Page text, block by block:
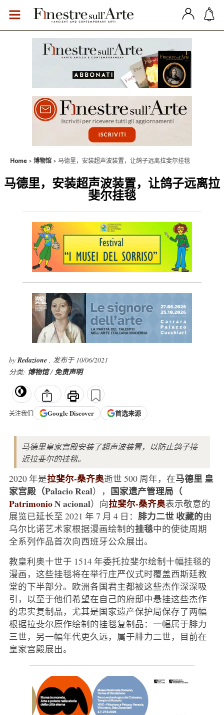
Home 博物馆 马德里，安装超声波装置，让鸽子远离拉斐尔挂毯
马德里，安装超声波装置，让鸽子远离拉
斐尔挂毯
byRedazione , 发布于 10/06/2021
分类: 博物馆/免责声明
关注我们 GoogleDiscover 首选来源
马德里皇家宫殿安装了超声波装置，以防止鸽子接
近拉斐尔的挂毯。
2020 年是拉斐尔-桑齐奥逝世 500 周年，在马德里皇
家宫殿（Palacio Real）， 国家遗产管理局（
PatrimonioNacional）向拉斐尔-桑齐奥表示敬意的
展览已延长至 2021 年 7 月 4 日： 腓力二世收藏的由
乌尔比诺艺术家根据漫画绘制的挂毯中的使徒周期
全系列作品首次向西班牙公众展出。
教皇利奥十世于 1514 年委托拉斐尔绘制十幅挂毯的
漫画，这些挂毯将在举行庄严仪式时覆盖西斯廷教
堂的下半部分。欧洲各国君主都被这些杰作深深吸
引，以至于他们希望在自己的府邸中悬挂这些杰作
的忠实复制品，尤其是国家遗产保护局保存了两幅
根据拉斐尔原作绘制的挂毯复制品：一幅属于腓力
三世，另一幅年代更久远，属于腓力二世，目前在
皇家宫殿展出。